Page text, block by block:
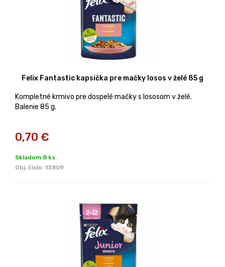
Felix Fantastic kapsička pre mačky losos v želé 85 g
Kompletné krmivo pre dospelé mačky s lososom v želé.
Balenie 85 g.
0,70 €
Skladom 8 ks
Obj. čislo: 13809